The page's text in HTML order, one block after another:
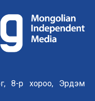
8-р хороо, Эрдэм